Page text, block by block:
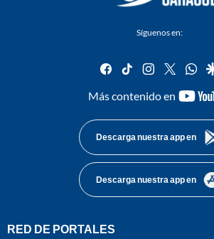
Síguenos en:
facebook
tiktok instagram
twitter
Más contenido en
Descarga nuestra app en
Descarga nuestra app en
RED DE PORTALES